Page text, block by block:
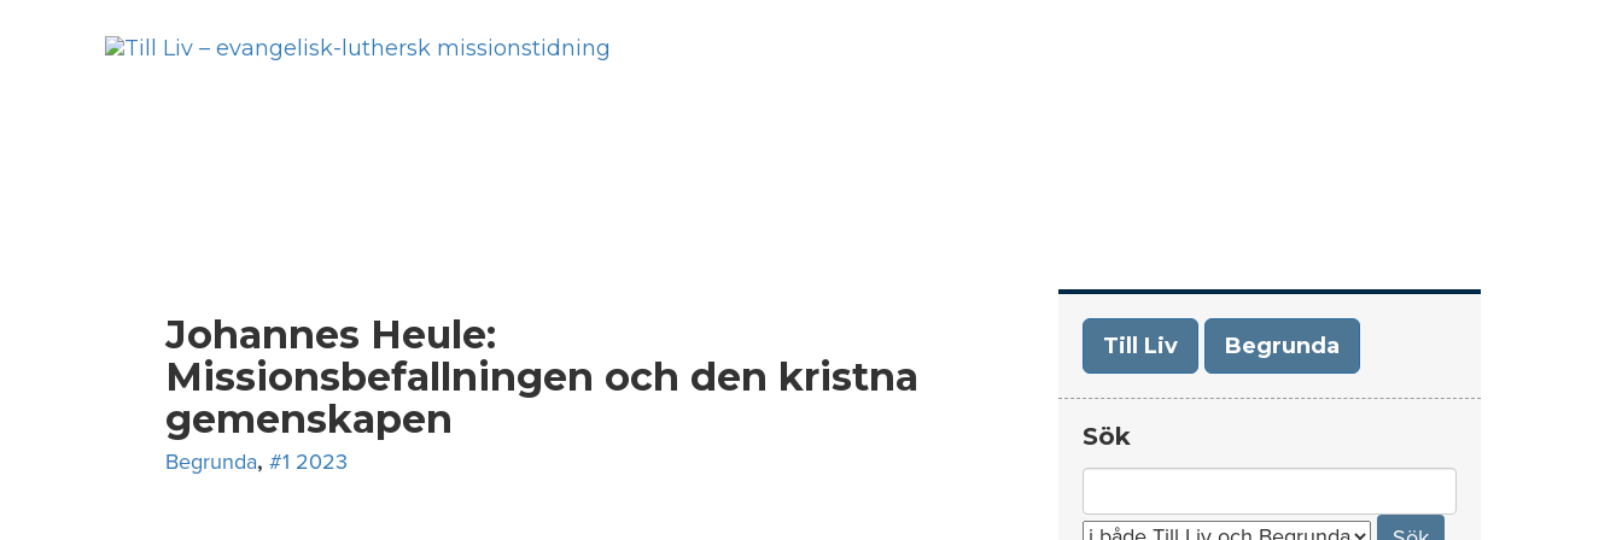
Johannes Heule:
Missionsbefallningen och den kristna
gemenskapen
Begrunda, #1 2023
Till Liv Begrunda
Sök
for: